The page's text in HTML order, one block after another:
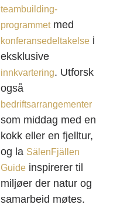
teambuilding-
programmetmed
konferansedeltakelse i
eksklusive
innkvartering. Utforsk
også
bedriftsarrangementer
som middag med en
kokk eller en fjelltur,
og la SälenFjällen
Guide inspirerer til
miljøer der natur og
samarbeid møtes.